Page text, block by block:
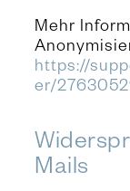
Mehr
https://
er/
Mails